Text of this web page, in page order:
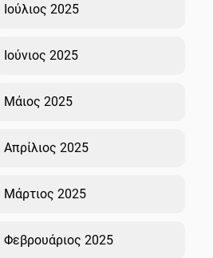
Ιούλιος 2025
Ιούνιος 2025
Μάιος 2025
Απρίλιος 2025
Μάρτιος 2025
Φεβρουάριος 2025